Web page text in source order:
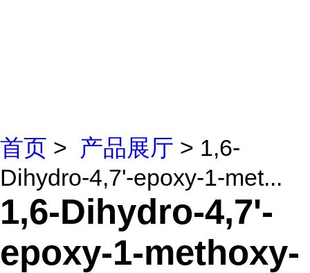
首页 > 产品展厅 > 1,6-
Dihydro-4,7'-epoxy-1-met...
1,6-Dihydro-4,7'-
epoxy-1-methoxy-